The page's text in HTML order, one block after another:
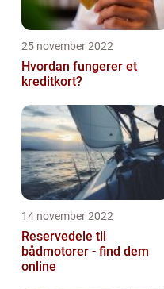
25 november 2022
Hvordan fungerer et
kreditkort?
14 november 2022
Reservedele til
bådmotorer - find dem
online